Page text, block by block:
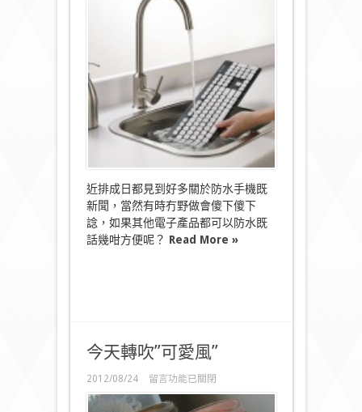
洗
中
近排成日都見到好多關於防水手機既
新聞，當然有時冇野做會傻下傻下
諗，如果其他電子產品都可以防水既
話幾咁方便呢？ Read More »
今天轉吹”可愛風”
2012/08/24
在
〈今
天
留言功能已關閉